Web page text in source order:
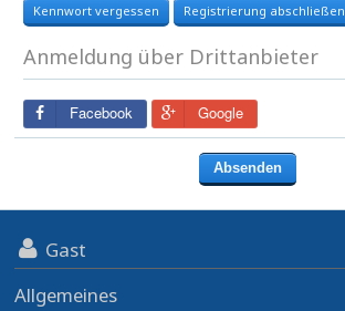
Kennwort vergessen Registrierung abschließen
Anmeldung über Drittanbieter
Facebook Google
Gast
Allgemeines